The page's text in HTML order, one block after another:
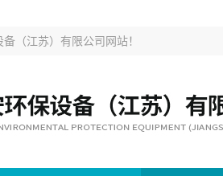
备（江苏）有限公司网站！